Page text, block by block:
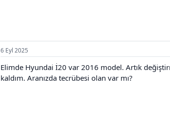
6 Eyl 2025
Elimde Hyundai İ20 var 2016 model. Artık
kaldım. Aranızda tecrübesi olan var mı?